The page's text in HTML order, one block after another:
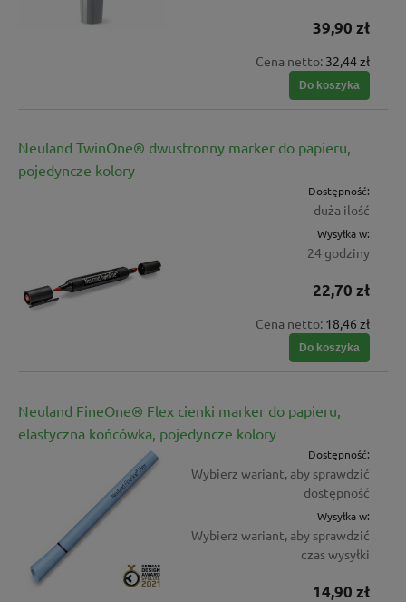
39,90 zł
Cena netto: 32,44 zł
Do koszyka
Neuland TwinOne® dwustronny marker do papieru,
pojedyncze kolory
Dostępność:
duża ilość
Wysyłka w:
24 godziny
22,70 zł
Cena netto: 18,46 zł
Do koszyka
Neuland FineOne® Flex cienki marker do papieru,
elastyczna końcówka, pojedyncze kolory
Dostępność:
Wybierz wariant, aby sprawdzić
dostępność
Wysyłka w:
Wybierz wariant, aby sprawdzić
czas wysyłki
14,90 zł